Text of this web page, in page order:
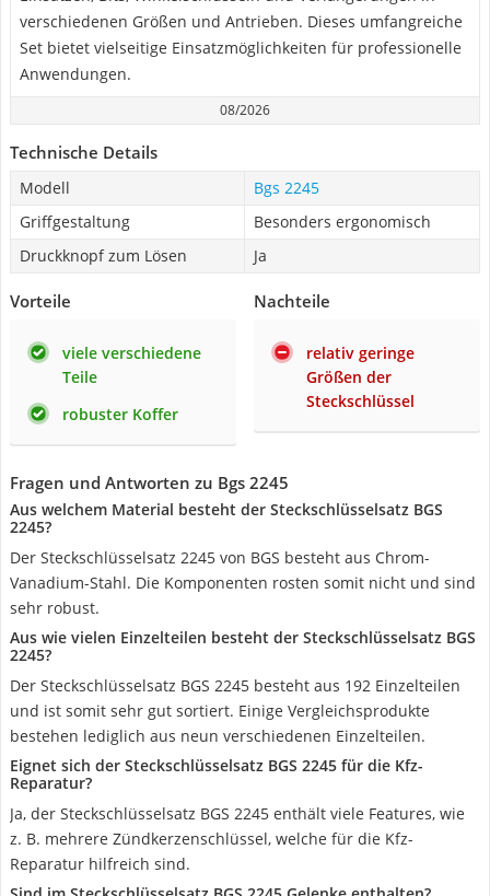
verschiedenen Größen und Antrieben. Dieses umfangreiche
Set bietet vielseitige Einsatzmöglichkeiten für professionelle
Anwendungen.
08/2026
Technische Details
Modell
Bgs 2245
Griffgestaltung
Besonders ergonomisch
Druckknopf zum Lösen
Ja
Vorteile
viele verschiedene
Teile
robuster Koffer
Nachteile
relativ geringe
Größen der
Steckschlüssel
Fragen und Antworten zu Bgs 2245
Aus welchem Material besteht der Steckschlüsselsatz BGS
2245?
Der Steckschlüsselsatz 2245 von BGS besteht aus Chrom-
Vanadium-Stahl. Die Komponenten rosten somit nicht und sind
sehr robust.
Aus wie vielen Einzelteilen besteht der Steckschlüsselsatz BGS
2245?
Der Steckschlüsselsatz BGS 2245 besteht aus 192 Einzelteilen
und ist somit sehr gut sortiert. Einige Vergleichsprodukte
bestehen lediglich aus neun verschiedenen Einzelteilen.
Eignet sich der Steckschlüsselsatz BGS 2245 für die Kfz-
Reparatur?
Ja, der Steckschlüsselsatz BGS 2245 enthält viele Features, wie
z. B. mehrere Zündkerzenschlüssel, welche für die Kfz-
Reparatur hilfreich sind.